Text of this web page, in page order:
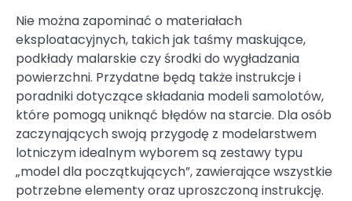
Nie można zapominać o materiałach
eksploatacyjnych, takich jak taśmy maskujące,
podkłady malarskie czy środki do wygładzania
powierzchni. Przydatne będą także instrukcje i
poradniki dotyczące składania modeli samolotów,
które pomogą uniknąć błędów na starcie. Dla osób
zaczynających swoją przygodę z modelarstwem
lotniczym idealnym wyborem są zestawy typu
„model dla początkujących”, zawierające wszystkie
potrzebne elementy oraz uproszczoną instrukcję.